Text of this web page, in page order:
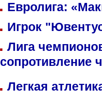
Евролига:
Игрок
Лига
сопротивление
Легкая